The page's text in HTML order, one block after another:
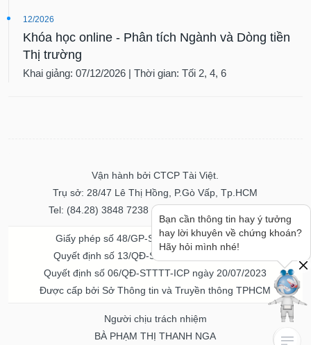
12/2026
Khóa học online - Phân tích Ngành và Dòng tiền
Thị trường
Khai giảng: 07/12/2026 | Thời gian: Tối 2, 4, 6
Vận hành bởi CTCP Tài Việt.
Trụ sở: 28/47 Lê Thị Hồng, P.Gò Vấp, Tp.HCM
Tel: (84.28) 3848 7238 - Fax: (84.28) 3848 7237
Giấy phép số 48/GP-STTTT ngày 04/11/2016
Quyết định số 13/QĐ-STTTT ngày 02/11/2017
Quyết định số 06/QĐ-STTTT-ICP ngày 20/07/2023
Được cấp bởi Sở Thông tin và Truyền thông TPHCM
Người chịu trách nhiệm
BÀ PHẠM THỊ THANH NGA
Bạn cần thông tin hay ý tưởng
hay lời khuyên về chứng khoán?
Hãy hỏi mình nhé!